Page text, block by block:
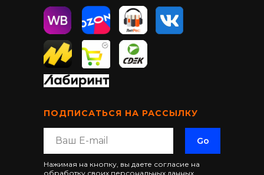
Go
ПОДПИСАТЬСЯ НА РАССЫЛКУ
Нажимая на кнопку, вы даете согласие на
обработку своих персональных данных.